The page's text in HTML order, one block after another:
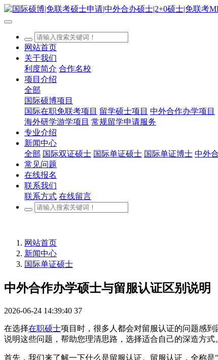
网站首页
关于我们
利度简介 合作名校
项目介绍
全部
国际硕博项目
国际在职免联考项目 留学硕士项目 中外合作办学项目
海外研学游学项目 常规留学申请服务
专业介绍
新闻中心
全部 国际双证硕士 国际单证硕士 国际单证博士 中外
常见问题
在线报名
联系我们
联系方式 在线留言
网站首页
新闻中心
国际单证硕士
中外合作办学硕士与留服认证区别说明
2026-06-24 14:39:40 37
在选择在职硕士项目时，很多人都会对留服认证的问题感
说明这些问题，帮助您理清思路，选择适合自己的深造方式
首先，我们来了解一下什么是留服认证。留服认证，全称